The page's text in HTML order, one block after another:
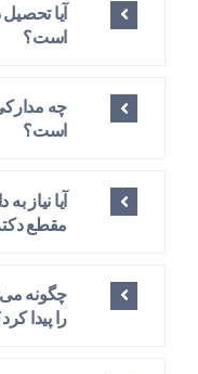
آیا
است؟
چه
است؟
آیا نیاز
مقطع
چگونه
را پیدا